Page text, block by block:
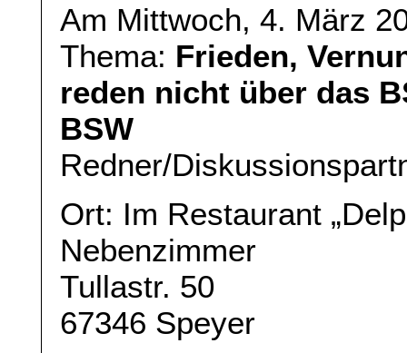
Am Mittwoch, 4. März
Thema: Frieden,
reden nicht über das
BSW
Redner/
Ort: Im Restaurant
Nebenzimmer
Tullastr. 50
67346 Speyer